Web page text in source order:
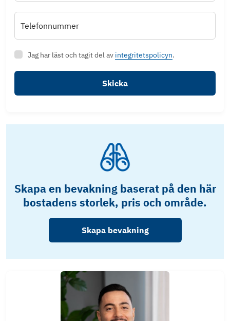
Telefonnummer
Jag har läst och tagit del av integritetspolicyn.
Skicka
Skapa en bevakning baserat på den här
bostadens storlek, pris och område.
Skapa bevakning